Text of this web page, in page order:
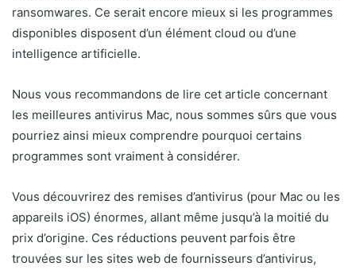
ransomwares. Ce serait encore mieux si les programmes
disponibles disposent d’un élément cloud ou d’une
intelligence artificielle.
Nous vous recommandons de lire cet article concernant
les meilleures antivirus Mac, nous sommes sûrs que vous
pourriez ainsi mieux comprendre pourquoi certains
programmes sont vraiment à considérer.
Vous découvrirez des remises d’antivirus (pour Mac ou les
appareils iOS) énormes, allant même jusqu’à la moitié du
prix d’origine. Ces réductions peuvent parfois être
trouvées sur les sites web de fournisseurs d’antivirus,